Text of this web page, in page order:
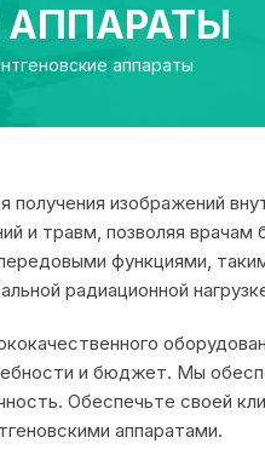
АППАРАТЫ
аппараты
изображений
и травм, позволяя
функциями,
радиационной
и бюджет. Мы
Обеспечьте своей
аппаратами.